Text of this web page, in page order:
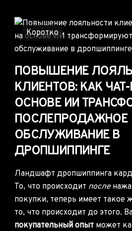
Коротко
ПОВЫШЕНИЕ
КЛИЕНТОВ: КАК
ОСНОВЕ ИИ
ПОСЛЕПРОДАЖНОЕ
ОБСЛУЖИВАНИЕ В
ДРОПШИППИНГЕ
Ландшафт дропшиппинга
То, что происходит после
покупки, теперь имеет такое
то, что происходит до этого.
покупательный опыт может